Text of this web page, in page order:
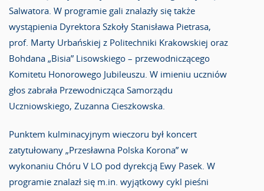
Salwatora. W programie gali znalazły się także
wystąpienia Dyrektora Szkoły Stanisława Pietrasa,
prof. Marty Urbańskiej z Politechniki Krakowskiej oraz
Bohdana „Bisia” Lisowskiego – przewodniczącego
Komitetu Honorowego Jubileuszu. W imieniu uczniów
głos zabrała Przewodnicząca Samorządu
Uczniowskiego, Zuzanna Cieszkowska.
Punktem kulminacyjnym wieczoru był koncert
zatytułowany „Przesławna Polska Korona” w
wykonaniu Chóru V LO pod dyrekcją Ewy Pasek. W
programie znalazł się m.in. wyjątkowy cykl pieśni